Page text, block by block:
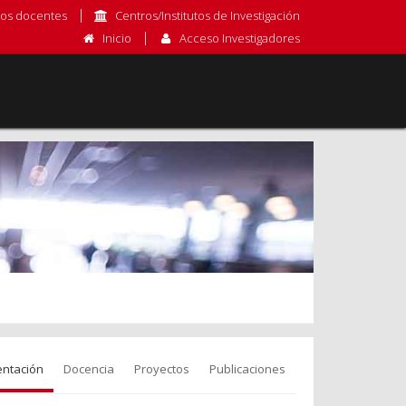
docentes
Centros/Institutos de Investigación
Inicio
Acceso Investigadores
Docencia Proyectos Publicaciones